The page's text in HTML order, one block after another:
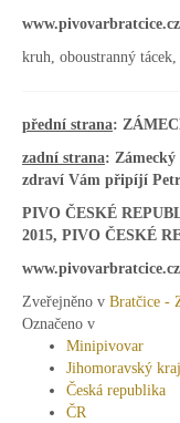
www.pivovarbratcice.cz
kruh, oboustranný
přední strana:
zadní strana: Zámecký
zdraví Vám připíjí Petr
PIVO ČESKÉ
2015, PIVO ČESKÉ
www.pivovarbratcice.cz
Zveřejněno v Bratčice -
Označeno v
Minipivovar
Jihomoravský kraj
Česká republika
ČR